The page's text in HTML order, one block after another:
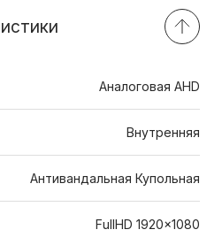
Аналоговая AHD
Внутренняя
Антивандальная Купольная
FullHD 1920x1080